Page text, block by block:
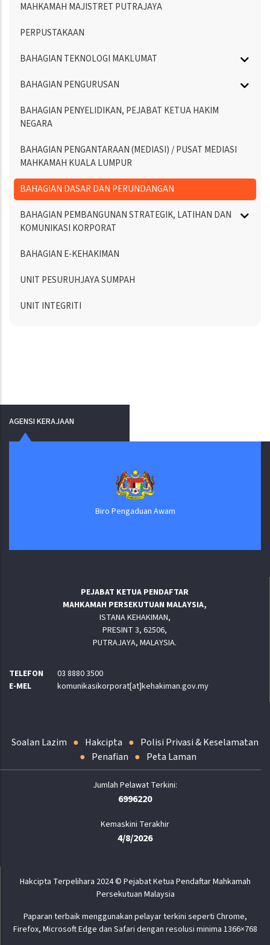
MAHKAMAH MAJISTRET PUTRAJAYA
PERPUSTAKAAN
BAHAGIAN TEKNOLOGI MAKLUMAT
BAHAGIAN PENGURUSAN
BAHAGIAN PENYELIDIKAN, PEJABAT KETUA HAKIM
NEGARA
BAHAGIAN PENGANTARAAN (MEDIASI) / PUSAT MEDIASI
MAHKAMAH KUALA LUMPUR
BAHAGIAN DASAR DAN PERUNDANGAN
BAHAGIAN PEMBANGUNAN STRATEGIK, LATIHAN DAN
KOMUNIKASI KORPORAT
BAHAGIAN E-KEHAKIMAN
UNIT PESURUHJAYA SUMPAH
UNIT INTEGRITI
AGENSI KERAJAAN
Biro Pengaduan Awam
PEJABAT KETUA PENDAFTAR
MAHKAMAH PERSEKUTUAN MALAYSIA,
ISTANA KEHAKIMAN,
PRESINT 3, 62506,
PUTRAJAYA, MALAYSIA.
TELEFON
03 8880 3500
E-MEL
komunikasikorporat[at]kehakiman.gov.my
Soalan Lazim Hakcipta
Polisi Privasi & Keselamatan
Penafian
Peta Laman
6996220
Kemaskini Terakhir
4/8/2026
Hakcipta Terpelihara 2024 © Pejabat Ketua Pendaftar Mahkamah
Persekutuan Malaysia
Paparan terbaik menggunakan pelayar terkini seperti Chrome,
Firefox, Microsoft Edge dan Safari dengan resolusi minima 1366×768